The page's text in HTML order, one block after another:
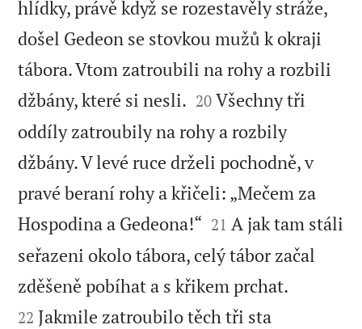
hlídky, právě když se rozestavěly stráže,
došel Gedeon se stovkou mužů k okraji
tábora. Vtom zatroubili na rohy a rozbili
džbány, které si nesli. 

20 Všechny tři
oddíly zatroubily na rohy a rozbily
džbány. V levé ruce drželi pochodně, v
pravé beraní rohy a křičeli: „Mečem za
Hospodina a Gedeona!“ 

21 A jak tam stáli
seřazeni okolo tábora, celý tábor začal
zděšeně pobíhat a s křikem prchat.
22 Jakmile zatroubilo těch tři sta